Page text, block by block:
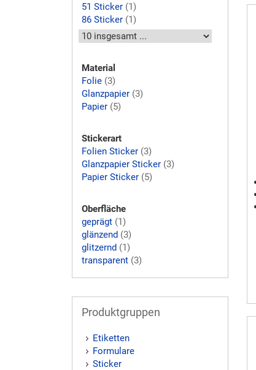
51 Sticker (1)
86 Sticker (1)
Material
Folie (3)
Glanzpapier (3)
Papier (5)
Stickerart
Folien Sticker (3)
Glanzpapier Sticker (3)
Papier Sticker (5)
Oberfläche
geprägt (1)
glänzend (3)
glitzernd (1)
transparent (3)
Produktgruppen
Etiketten
Formulare
Sticker